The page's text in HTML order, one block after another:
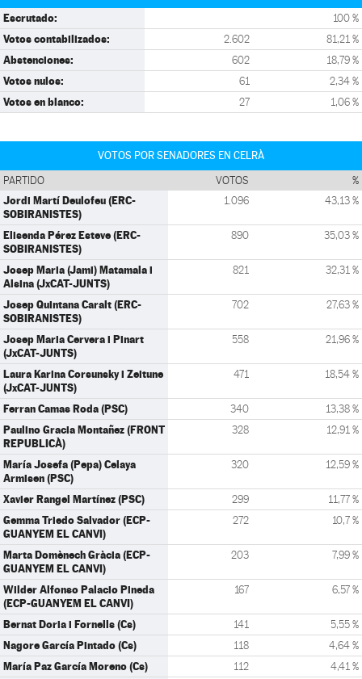
Escrutado: 100 %
Votos contabilizados: 2.602 81,21 %
Abstenciones: 602 18,79 %
Votos nulos: 61 2,34 %
Votos en blanco: 27 1,06 %
VOTOS POR SENADORES EN CELRÀ
PARTIDO VOTOS %
Jordi Martí Deulofeu (ERC-
SOBIRANISTES)
1.096 43,13 %
Elisenda Pérez Esteve (ERC-
SOBIRANISTES)
890 35,03 %
Josep Maria (Jami) Matamala i
Alsina (JxCAT-JUNTS)
821 32,31 %
Josep Quintana Caralt (ERC-
SOBIRANISTES)
702 27,63 %
Josep Maria Cervera i Pinart
(JxCAT-JUNTS)
558 21,96 %
Laura Karina Corsunsky i Zeitune
(JxCAT-JUNTS)
471 18,54 %
Ferran Camas Roda (PSC) 340 13,38 %
Paulino Gracia Montañez (FRONT
REPUBLICÀ)
328 12,91 %
María Josefa (Pepa) Celaya
Armisen (PSC)
320 12,59 %
Xavier Rangel Martínez (PSC) 299 11,77 %
Gemma Triedo Salvador (ECP-
GUANYEM EL CANVI)
272 10,7 %
Marta Domènech Gràcia (ECP-
GUANYEM EL CANVI)
203 7,99 %
Wilder Alfonso Palacio Pineda
(ECP-GUANYEM EL CANVI)
167 6,57 %
Bernat Doria i Fornells (Cs) 141 5,55 %
Nagore García Pintado (Cs) 118 4,64 %
María Paz García Moreno (Cs) 112 4,41 %